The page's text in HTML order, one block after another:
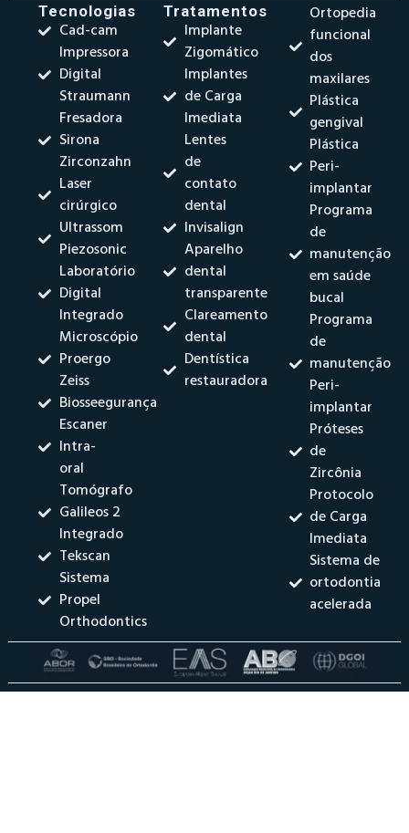
Tecnologias
Cad-cam
Impressora
Digital
Straumann
Fresadora
Sirona
Zirconzahn
Laser
cirúrgico
Ultrassom
Piezosonic
Laboratório
Digital
Integrado
Microscópio
Proergo
Zeiss
Biosseegurança
Escaner
Intra-
oral
Tomógrafo
Galileos 2
Integrado
Tekscan
Sistema
Propel
Orthodontics
Tratamentos
Implante
Zigomático
Implantes
de Carga
Imediata
Lentes
de
contato
dental
Invisalign
Aparelho
dental
transparente
Clareamento
dental
Dentística
restauradora
Ortopedia
funcional
dos
maxilares
Plástica
gengival
Plástica
Peri-
implantar
Programa
de
manutenção
em saúde
bucal
Programa
de
manutenção
Peri-
implantar
Próteses
de
Zircônia
Protocolo
de Carga
Imediata
Sistema de
ortodontia
acelerada